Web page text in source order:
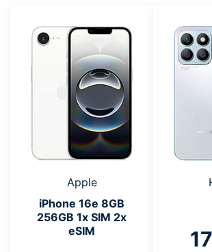
Apple
iPhone 16e 8GB
256GB 1x SIM 2x
eSIM